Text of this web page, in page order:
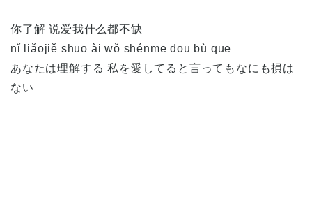
你了解 说爱我什么都不缺
nǐ liǎojiě shuō ài wǒ shénme dōu bù quē
あなたは理解する 私を愛してると言ってもなにも損は
ない